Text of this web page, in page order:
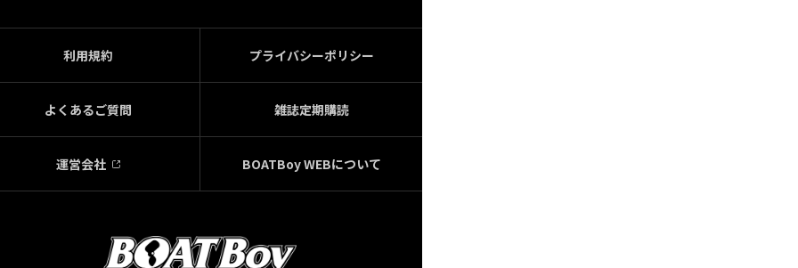
利用規約 プライバシーポリシー
よくあるご質問 雑誌定期購読
運営会社 BOATBoy WEBについて